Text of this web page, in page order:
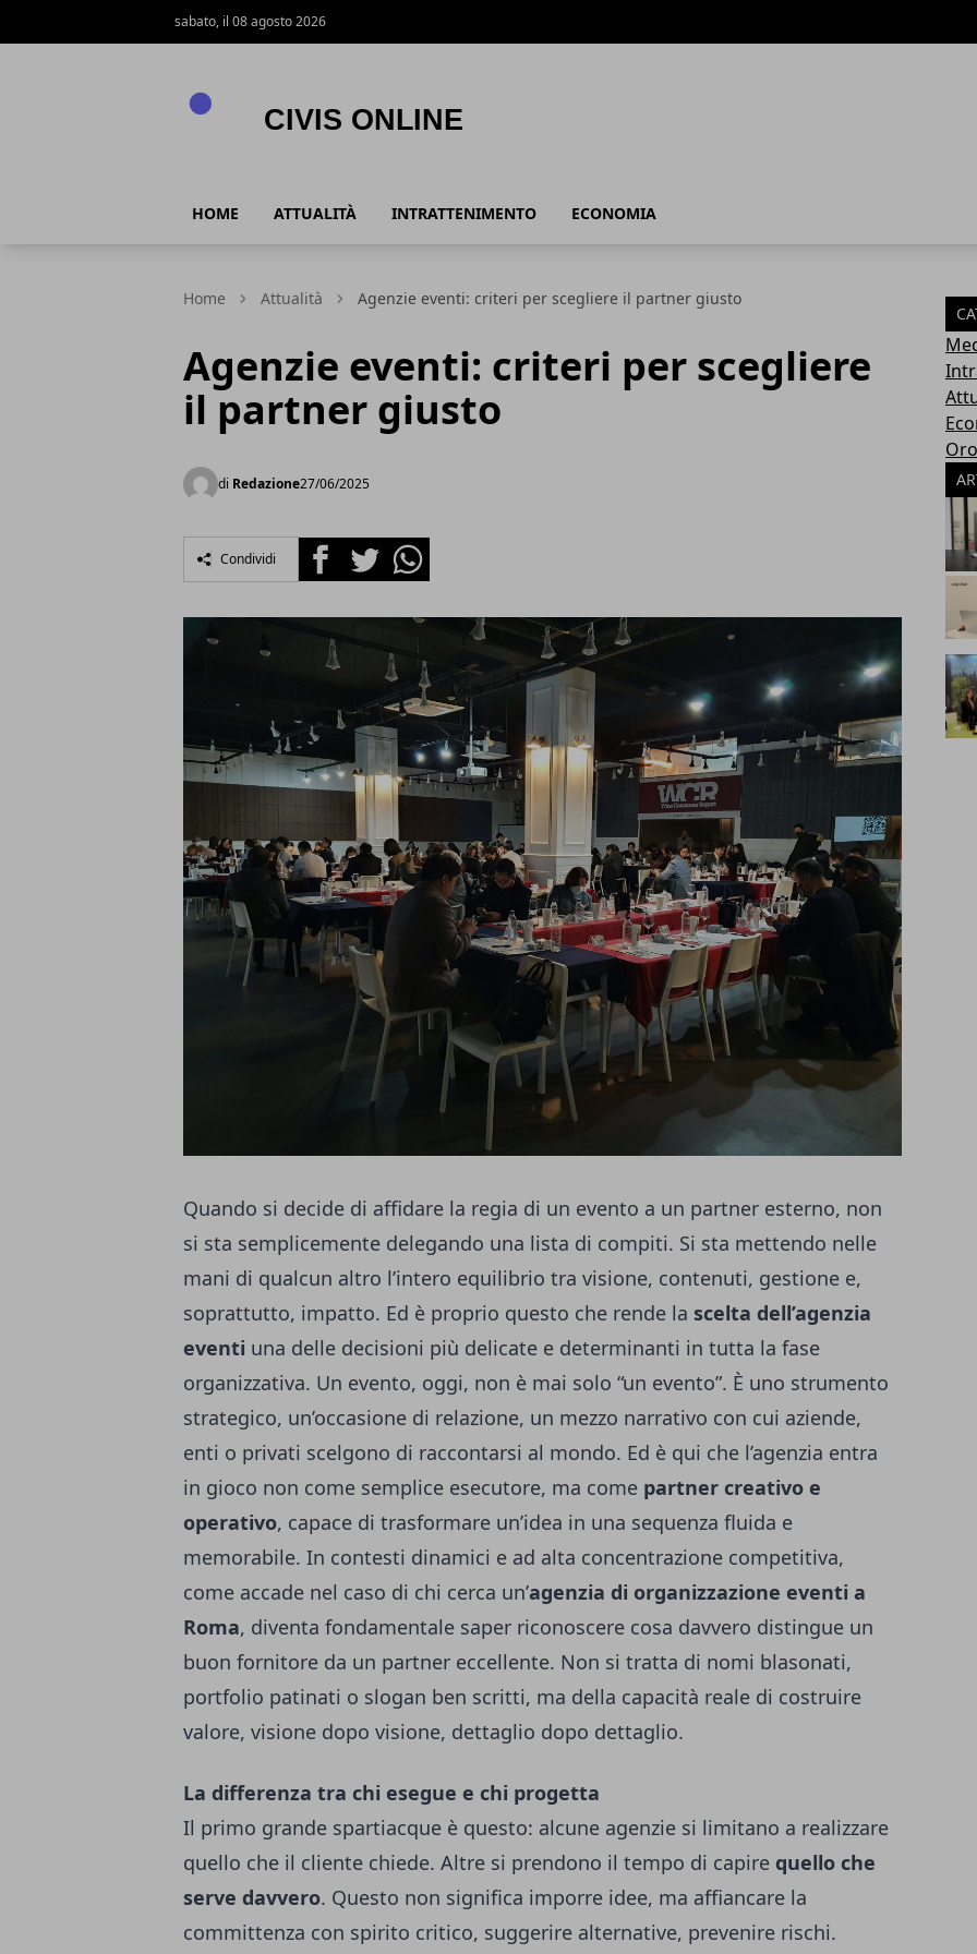
sabato, il 08 agosto 2026
HOME ATTUALITÀ INTRATTENIMENTO ECONOMIA
Home Attualità Agenzie eventi: criteri per scegliere il partner giusto
Agenzie eventi: criteri per scegliere
il partner giusto
di Redazione27/06/2025
Condividi FacebookTwitterWhatsapp
Quando si decide di affidare la regia di un evento a un partner esterno, non
si sta semplicemente delegando una lista di compiti. Si sta mettendo nelle
mani di qualcun altro l’intero equilibrio tra visione, contenuti, gestione e,
soprattutto, impatto. Ed è proprio questo che rende la scelta dell’agenzia
eventi una delle decisioni più delicate e determinanti in tutta la fase
organizzativa. Un evento, oggi, non è mai solo “un evento”. È uno strumento
strategico, un’occasione di relazione, un mezzo narrativo con cui aziende,
enti o privati scelgono di raccontarsi al mondo. Ed è qui che l’agenzia entra
in gioco non come semplice esecutore, ma come partner creativo e
operativo, capace di trasformare un’idea in una sequenza fluida e
memorabile. In contesti dinamici e ad alta concentrazione competitiva,
come accade nel caso di chi cerca un’agenzia di organizzazione eventi a
Roma, diventa fondamentale saper riconoscere cosa davvero distingue un
buon fornitore da un partner eccellente. Non si tratta di nomi blasonati,
portfolio patinati o slogan ben scritti, ma della capacità reale di costruire
valore, visione dopo visione, dettaglio dopo dettaglio.
La differenza tra chi esegue e chi progetta
Il primo grande spartiacque è questo: alcune agenzie si limitano a realizzare
quello che il cliente chiede. Altre si prendono il tempo di capire quello che
serve davvero. Questo non significa imporre idee, ma affiancare la
committenza con spirito critico, suggerire alternative, prevenire rischi.